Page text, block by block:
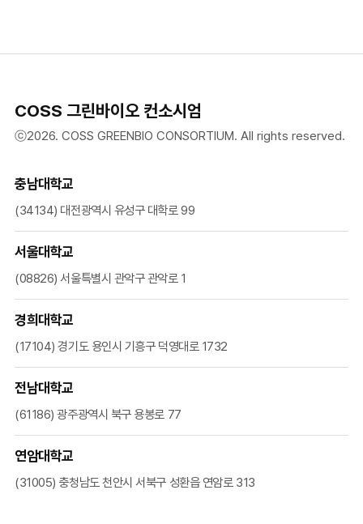
COSS 그린바이오 컨소시엄
ⓒ2026. COSS GREENBIO CONSORTIUM. All rights reserved.
충남대학교
(34134) 대전광역시 유성구 대학로 99
서울대학교
(08826) 서울특별시 관악구 관악로 1
경희대학교
(17104) 경기도 용인시 기흥구 덕영대로 1732
전남대학교
(61186) 광주광역시 북구 용봉로 77
연암대학교
(31005) 충청남도 천안시 서북구 성환읍 연암로 313